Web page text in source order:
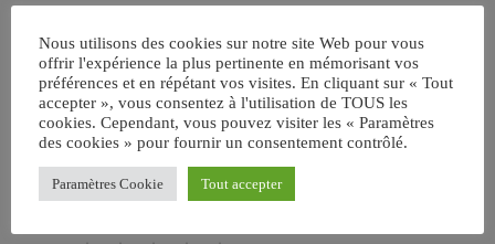
ANGLETERRE ANNÉES 60 ÉTATS-UNIS FRANCE
ROCK AND ROLL ROCKABILLY WORLD MUSIC
email
Nous utilisons des cookies sur notre site Web pour vous
offrir l'expérience la plus pertinente en mémorisant vos
préférences et en répétant vos visites. En cliquant sur « Tout
accepter », vous consentez à l'utilisation de TOUS les
cookies. Cependant, vous pouvez visiter les « Paramètres
des cookies » pour fournir un consentement contrôlé.
Paramètres Cookie Tout accepter